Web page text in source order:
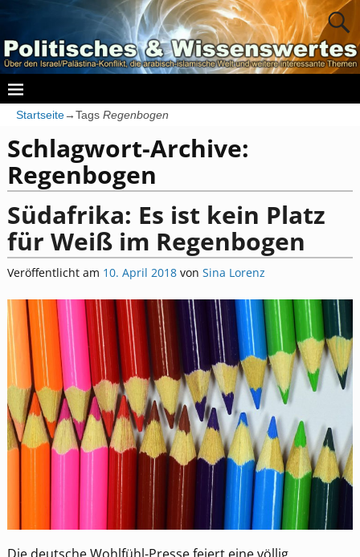
Startseite→Tags Regenbogen
Schlagwort-Archive:
Regenbogen
Südafrika: Es ist kein Platz
für Weiß im Regenbogen
Veröffentlicht am 10. April 2018 von Sina Lorenz